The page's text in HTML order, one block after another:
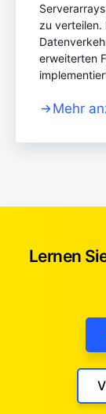
zu verteilen.
erweiterten
Mehr
Lernen